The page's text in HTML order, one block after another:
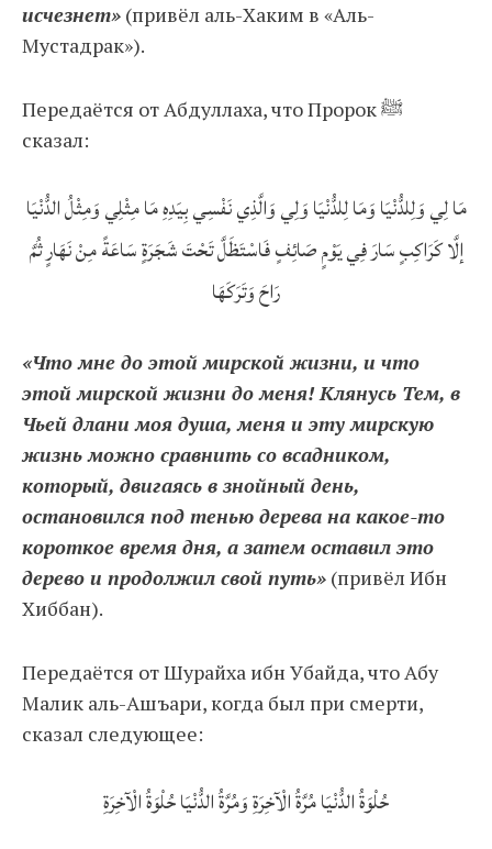
исчезнет» (привёл аль-Хаким в «Аль-
Мустадрак»).
Передаётся от Абдуллаха, что Пророк ﷺ
сказал:
مَا لِي وَلِلدُّنْيَا وَمَا لِلدُّنْيَا وَلِي وَالَّذِي نَفْسِي بِيَدِهِ مَا مِثْلِي وَمِثْلُ الدُّنْيَا
إلَّا كَرَاكِبٍ سَارَ فِي يَوْمٍ صَائِفٍ فَاسْتَظَلَّ تَحْتَ شَجَرَةٍ سَاعَةً مِنْ نَهَارٍ ثُمَّ
رَاحَ وَتَرَكَهَا
«Что мне до этой мирской жизни, и что
этой мирской жизни до меня! Клянусь Тем, в
Чьей длани моя душа, меня и эту мирскую
жизнь можно сравнить со всадником,
который, двигаясь в знойный день,
остановился под тенью дерева на какое-то
короткое время дня, а затем оставил это
дерево и продолжил свой путь» (привёл Ибн
Хиббан).
Передаётся от Шурайха ибн Убайда, что Абу
Малик аль-Ашъари, когда был при смерти,
сказал следующее:
حُلْوَةُ الدُّنْيَا مُرَّةُ الْآخِرَةِ وَمُرَّةُ الدُّنْيَا حُلْوَةُ الْآخِرَةِ